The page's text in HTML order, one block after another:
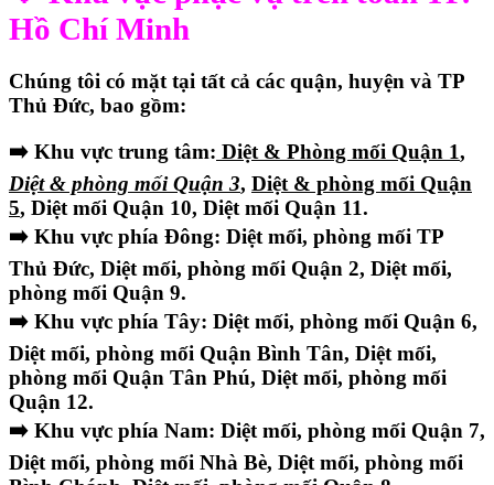
Hồ Chí Minh
Chúng tôi có mặt tại tất cả các quận, huyện và TP
Thủ Đức, bao gồm:
➡️ Khu vực trung tâm: Diệt & Phòng mối Quận 1,
Diệt & phòng mối Quận 3, Diệt & phòng mối Quận
5, Diệt mối Quận 10, Diệt mối Quận 11.
➡️ Khu vực phía Đông: Diệt mối, phòng mối TP
Thủ Đức, Diệt mối, phòng mối Quận 2, Diệt mối,
phòng mối Quận 9.
➡️ Khu vực phía Tây: Diệt mối, phòng mối Quận 6,
Diệt mối, phòng mối Quận Bình Tân, Diệt mối,
phòng mối Quận Tân Phú, Diệt mối, phòng mối
Quận 12.
➡️ Khu vực phía Nam: Diệt mối, phòng mối Quận 7,
Diệt mối, phòng mối Nhà Bè, Diệt mối, phòng mối